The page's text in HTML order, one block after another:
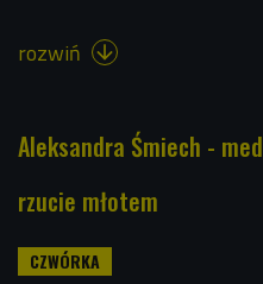
rozwiń 
Aleksandra Śmiech -
rzucie młotem